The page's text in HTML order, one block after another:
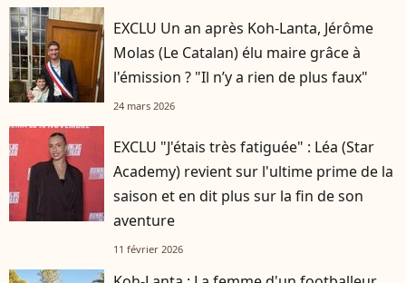
EXCLU Un an après Koh-Lanta, Jérôme
Molas (Le Catalan) élu maire grâce à
l'émission ? "Il n’y a rien de plus faux"
24 mars 2026
EXCLU "J'étais très fatiguée" : Léa (Star
Academy) revient sur l'ultime prime de la
saison et en dit plus sur la fin de son
aventure
11 février 2026